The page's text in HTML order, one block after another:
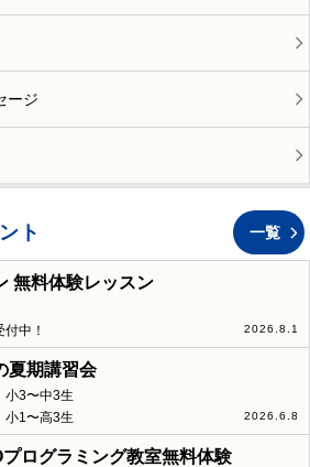
ージ
ト 一覧
2026.8.1
無料体験レッスン
中！
2026.6.8
夏期講習会
小3〜中3生
小1〜高3生
ログラミング教室無料体験